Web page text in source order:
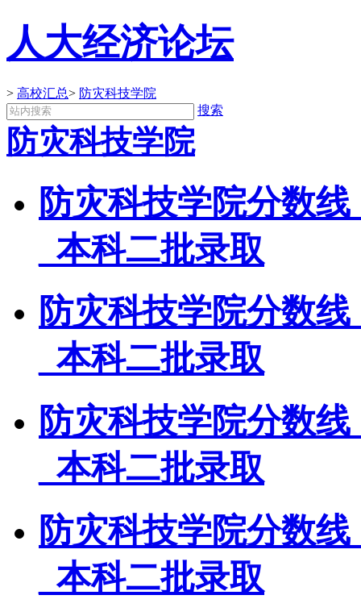
人大经济论坛
> 高校汇总> 防灾科技学院
搜索
防灾科技学院
防灾科技学院分数
_本科二批录取
防灾科技学院分数
_本科二批录取
防灾科技学院分数
_本科二批录取
防灾科技学院分数
_本科二批录取